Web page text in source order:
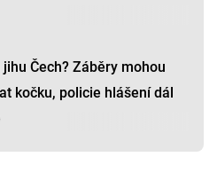
Čech? Záběry mohou
kočku, policie hlášení dál